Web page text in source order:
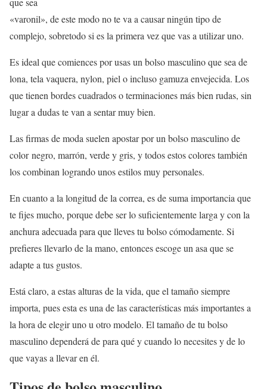
«varonil», de este modo no te va a causar ningún tipo de
complejo, sobretodo si es la primera vez que vas a utilizar uno.
Es ideal que comiences por usas un bolso masculino que sea de
lona, tela vaquera, nylon, piel o incluso gamuza envejecida. Los
que tienen bordes cuadrados o terminaciones más bien rudas, sin
lugar a dudas te van a sentar muy bien.
Las firmas de moda suelen apostar por un bolso masculino de
color negro, marrón, verde y gris, y todos estos colores también
los combinan logrando unos estilos muy personales.
En cuanto a la longitud de la correa, es de suma importancia que
te fijes mucho, porque debe ser lo suficientemente larga y con la
anchura adecuada para que lleves tu bolso cómodamente. Si
prefieres llevarlo de la mano, entonces escoge un asa que se
adapte a tus gustos.
Está claro, a estas alturas de la vida, que el tamaño siempre
importa, pues esta es una de las características más importantes a
la hora de elegir uno u otro modelo. El tamaño de tu bolso
masculino dependerá de para qué y cuando lo necesites y de lo
que vayas a llevar en él.